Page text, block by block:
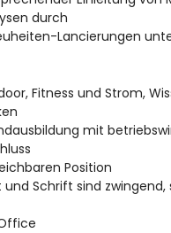
durch
Lancierungen
Fitness und Strom,
mit
Position
Schrift sind